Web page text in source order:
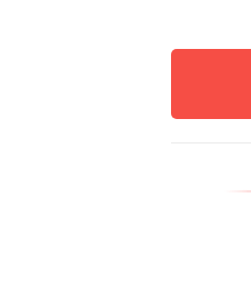
为东
区）
万